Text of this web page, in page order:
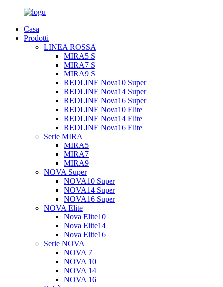
Casa
Prodotti
LINEA ROSSA
MIRA5 S
MIRA7 S
MIRA9 S
REDLINE Nova10 Super
REDLINE Nova14 Super
REDLINE Nova16 Super
REDLINE Nova10 Elite
REDLINE Nova14 Elite
REDLINE Nova16 Elite
Serie MIRA
MIRA5
MIRA7
MIRA9
NOVA Super
NOVA10 Super
NOVA14 Super
NOVA16 Super
NOVA Elite
Nova Elite10
Nova Elite14
Nova Elite16
Serie NOVA
NOVA 7
NOVA 10
NOVA 14
NOVA 16